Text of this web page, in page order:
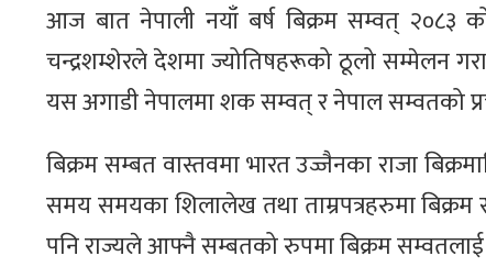
आज बात नेपाली नयाँ बर्ष बिक्रम सम्वत्
चन्द्रशम्शेरले देशमा ज्योतिषहरूको ठूलो सम्मेलन
यस अगाडी नेपालमा शक सम्वत् र नेपाल सम्वतको
बिक्रम सम्बत वास्तवमा भारत उज्जैनका राजा
समय समयका शिलालेख तथा ताम्रपत्रहरुमा
पनि राज्यले आफ्नै सम्बतको रुपमा बिक्रम सम्वतलाई